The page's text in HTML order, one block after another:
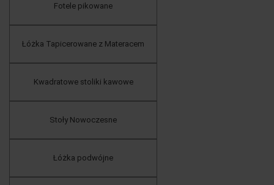
Fotele pikowane
Łóżka Tapicerowane z Materacem
Kwadratowe stoliki kawowe
Stoły Nowoczesne
Łóżka podwójne